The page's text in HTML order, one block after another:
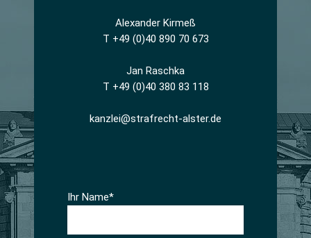
Alexander Kirmeß
T +49 (0)40 890 70 673
Jan Raschka
T +49 (0)40 380 83 118
kanzlei@strafrecht-alster.de
Ihr Name*